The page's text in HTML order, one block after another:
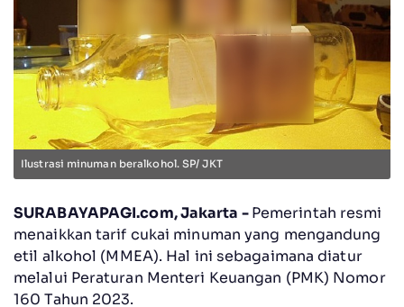
Ilustrasi minuman beralkohol. SP/ JKT
SURABAYAPAGI.com, Jakarta -Pemerintah resmi
menaikkan tarif cukai minuman yang mengandung
etil alkohol (MMEA). Hal ini sebagaimana diatur
melalui Peraturan Menteri Keuangan (PMK) Nomor
160 Tahun 2023.